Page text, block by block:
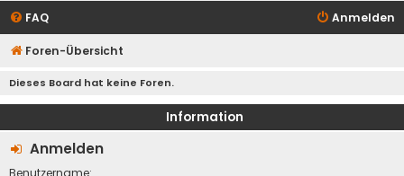
FAQ Anmelden
Foren-Übersicht
Dieses Board hat keine Foren.
Information
Anmelden
Benutzername: